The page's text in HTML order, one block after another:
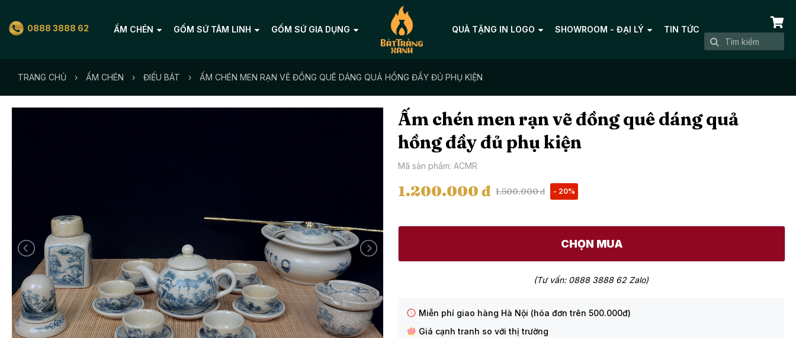
0888 3888 62 ẤM CHÉN GỐM SỨ TÂM LINH GỐM SỨ GIA DỤNG QUÀ TẶNG IN LOGO SHOWROOM - ĐẠI LÝ TIN TỨC
TRANG CHỦ › ẤM CHÉN › ĐIẾU BÁT › ẤM CHÉN MEN RẠN VẼ ĐỒNG QUÊ DÁNG QUẢ HỒNG ĐẦY ĐỦ PHỤ KIỆN
Ấm chén men rạn vẽ đồng quê dáng quả
hồng đầy đủ phụ kiện
Mã sản phẩm: ACMR
1.200.000 đ 1.500.000 đ - 20%
CHỌN MUA
(Tư vấn: 0888 3888 62 Zalo)
Miễn phí giao hàng Hà Nội (hóa đơn trên 500.000đ)
Giá cạnh tranh so với thị trường